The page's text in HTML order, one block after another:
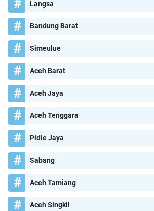
Langsa
Bandung Barat
Simeulue
Aceh Barat
Aceh Jaya
Aceh Tenggara
Pidie Jaya
Sabang
Aceh Tamiang
Aceh Singkil